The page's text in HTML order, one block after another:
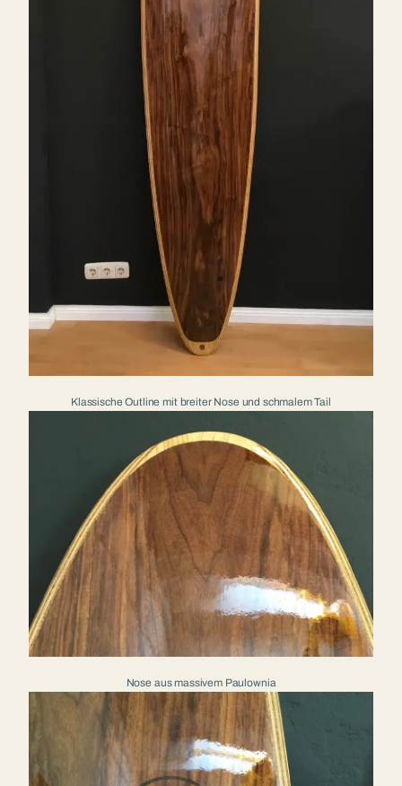
Klassische Outline mit breiter Nose und schmalem Tail
Nose aus massivem Paulownia